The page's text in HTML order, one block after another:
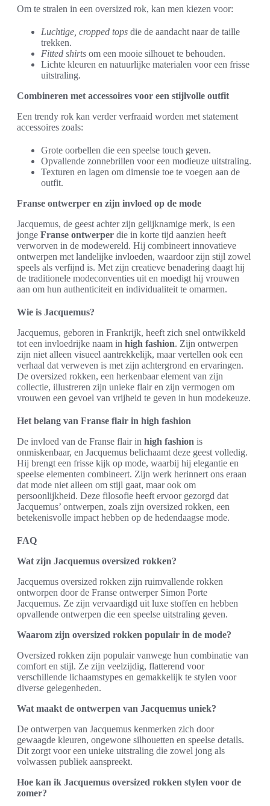
Om te stralen in een oversized rok, kan men kiezen voor:
Luchtige, cropped tops die de aandacht naar de taille
trekken.
Fitted shirts om een mooie silhouet te behouden.
Lichte kleuren en natuurlijke materialen voor een frisse
uitstraling.
Combineren met accessoires voor een stijlvolle outfit
Een trendy rok kan verder verfraaid worden met statement
accessoires zoals:
Grote oorbellen die een speelse touch geven.
Opvallende zonnebrillen voor een modieuze uitstraling.
Texturen en lagen om dimensie toe te voegen aan de
outfit.
Franse ontwerper en zijn invloed op de mode
Jacquemus, de geest achter zijn gelijknamige merk, is een
jonge Franse ontwerper die in korte tijd aanzien heeft
verworven in de modewereld. Hij combineert innovatieve
ontwerpen met landelijke invloeden, waardoor zijn stijl zowel
speels als verfijnd is. Met zijn creatieve benadering daagt hij
de traditionele modeconventies uit en moedigt hij vrouwen
aan om hun authenticiteit en individualiteit te omarmen.
Wie is Jacquemus?
Jacquemus, geboren in Frankrijk, heeft zich snel ontwikkeld
tot een invloedrijke naam in high fashion. Zijn ontwerpen
zijn niet alleen visueel aantrekkelijk, maar vertellen ook een
verhaal dat verweven is met zijn achtergrond en ervaringen.
De oversized rokken, een herkenbaar element van zijn
collectie, illustreren zijn unieke flair en zijn vermogen om
vrouwen een gevoel van vrijheid te geven in hun modekeuze.
Het belang van Franse flair in high fashion
De invloed van de Franse flair in high fashion is
onmiskenbaar, en Jacquemus belichaamt deze geest volledig.
Hij brengt een frisse kijk op mode, waarbij hij elegantie en
speelse elementen combineert. Zijn werk herinnert ons eraan
dat mode niet alleen om stijl gaat, maar ook om
persoonlijkheid. Deze filosofie heeft ervoor gezorgd dat
Jacquemus’ ontwerpen, zoals zijn oversized rokken, een
betekenisvolle impact hebben op de hedendaagse mode.
FAQ
Wat zijn Jacquemus oversized rokken?
Jacquemus oversized rokken zijn ruimvallende rokken
ontworpen door de Franse ontwerper Simon Porte
Jacquemus. Ze zijn vervaardigd uit luxe stoffen en hebben
opvallende ontwerpen die een speelse uitstraling geven.
Waarom zijn oversized rokken populair in de mode?
Oversized rokken zijn populair vanwege hun combinatie van
comfort en stijl. Ze zijn veelzijdig, flatterend voor
verschillende lichaamstypes en gemakkelijk te stylen voor
diverse gelegenheden.
Wat maakt de ontwerpen van Jacquemus uniek?
De ontwerpen van Jacquemus kenmerken zich door
gewaagde kleuren, ongewone silhouetten en speelse details.
Dit zorgt voor een unieke uitstraling die zowel jong als
volwassen publiek aanspreekt.
Hoe kan ik Jacquemus oversized rokken stylen voor de
zomer?